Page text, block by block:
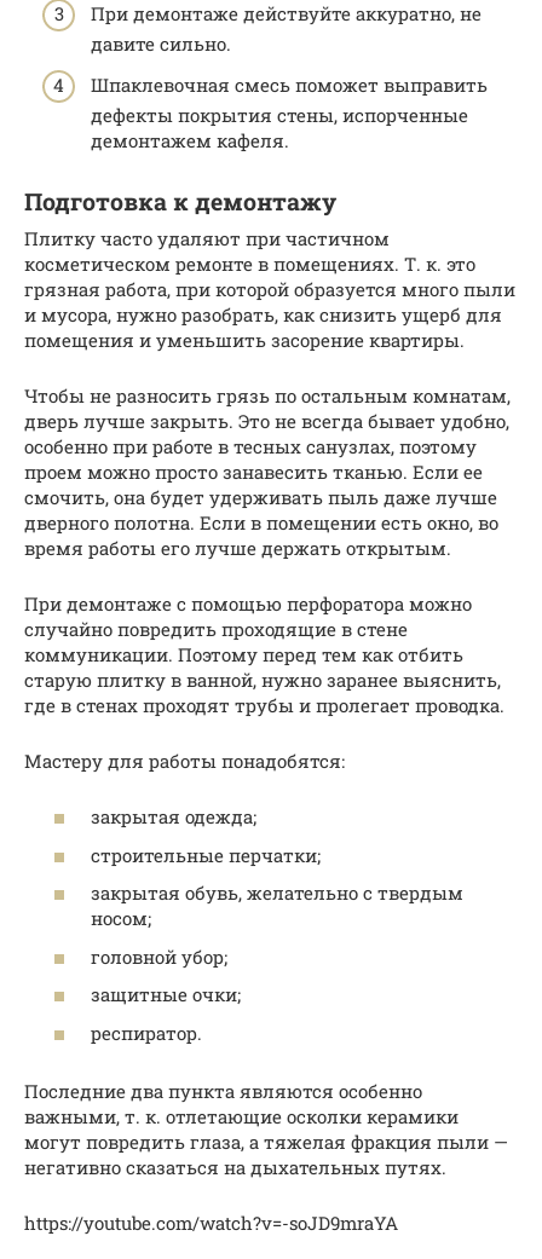
При демонтаже действуйте аккуратно, не
давите сильно.
Шпаклевочная смесь поможет выправить
дефекты покрытия стены, испорченные
демонтажем кафеля.
Подготовка к демонтажу
Плитку часто удаляют при частичном
косметическом ремонте в помещениях. Т. к. это
грязная работа, при которой образуется много пыли
и мусора, нужно разобрать, как снизить ущерб для
помещения и уменьшить засорение квартиры.
Чтобы не разносить грязь по остальным комнатам,
дверь лучше закрыть. Это не всегда бывает удобно,
особенно при работе в тесных санузлах, поэтому
проем можно просто занавесить тканью. Если ее
смочить, она будет удерживать пыль даже лучше
дверного полотна. Если в помещении есть окно, во
время работы его лучше держать открытым.
При демонтаже с помощью перфоратора можно
случайно повредить проходящие в стене
коммуникации. Поэтому перед тем как отбить
старую плитку в ванной, нужно заранее выяснить,
где в стенах проходят трубы и пролегает проводка.
Мастеру для работы понадобятся:
закрытая одежда;
строительные перчатки;
закрытая обувь, желательно с твердым
носом;
головной убор;
защитные очки;
респиратор.
Последние два пункта являются особенно
важными, т. к. отлетающие осколки керамики
могут повредить глаза, а тяжелая фракция пыли —
негативно сказаться на дыхательных путях.
https://youtube.com/watch?v=-soJD9mraYA